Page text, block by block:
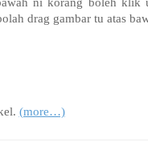
drag gambar tu atas
(more…)